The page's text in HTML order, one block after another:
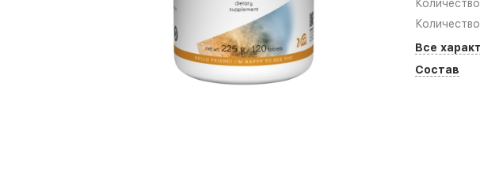
Все
Состав